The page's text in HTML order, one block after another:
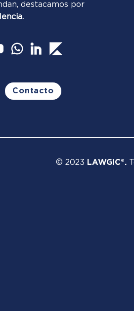
destacamos por
Contacto
© 2023 LAWGIC®.